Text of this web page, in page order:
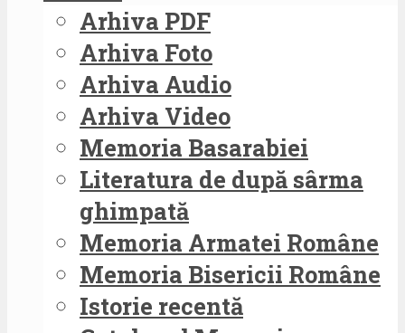
Arhiva PDF
Arhiva Foto
Arhiva Audio
Arhiva Video
Memoria Basarabiei
Literatura de după sârma
ghimpată
Memoria Armatei Române
Memoria Bisericii Române
Istorie recentă